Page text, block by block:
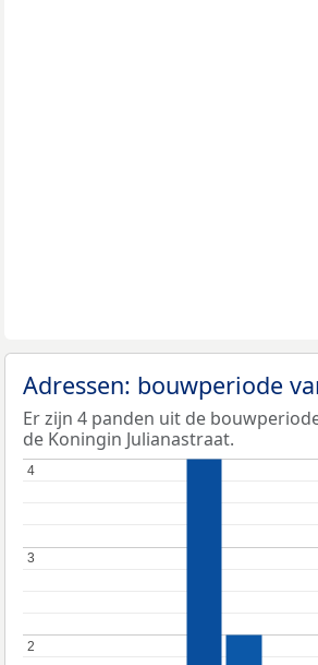
Adressen: bouwperiode
Er zijn 4 panden uit de
de Koningin Julianastraat.
2
2
3
3
4
4